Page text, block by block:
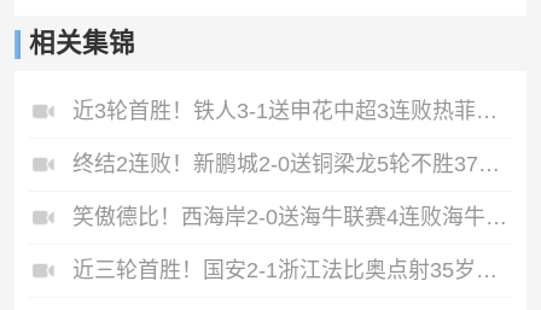
相关集锦
近3轮首胜！铁人3-1送申花中超3连败热菲尼奥双响邦本宜裕传射
终结2连败！新鹏城2-0送铜梁龙5轮不胜37岁姜至鹏破门韦斯利建功
笑傲德比！西海岸2-0送海牛联赛4连败海牛仍垫底西海岸升至第二
近三轮首胜！国安2-1浙江法比奥点射35岁张稀哲制胜王钰栋送助攻